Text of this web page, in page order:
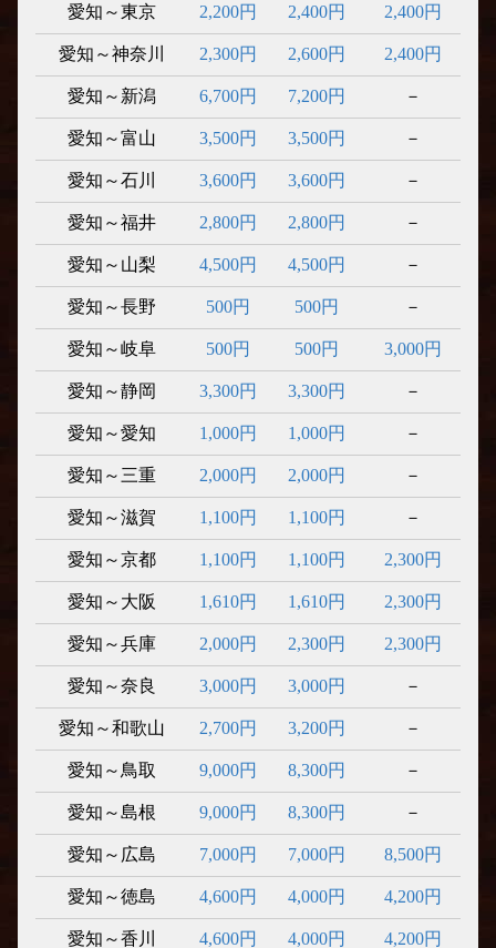
愛知～東京 2,200円 2,400円 2,400円
愛知～神奈川 2,300円 2,600円 2,400円
愛知～新潟 6,700円 7,200円 －
愛知～富山 3,500円 3,500円 －
愛知～石川 3,600円 3,600円 －
愛知～福井 2,800円 2,800円 －
愛知～山梨 4,500円 4,500円 －
愛知～長野 500円 500円 －
愛知～岐阜 500円 500円 3,000円
愛知～静岡 3,300円 3,300円 －
愛知～愛知 1,000円 1,000円 －
愛知～三重 2,000円 2,000円 －
愛知～滋賀 1,100円 1,100円 －
愛知～京都 1,100円 1,100円 2,300円
愛知～大阪 1,610円 1,610円 2,300円
愛知～兵庫 2,000円 2,300円 2,300円
愛知～奈良 3,000円 3,000円 －
愛知～和歌山 2,700円 3,200円 －
愛知～鳥取 9,000円 8,300円 －
愛知～島根 9,000円 8,300円 －
愛知～広島 7,000円 7,000円 8,500円
愛知～徳島 4,600円 4,000円 4,200円
愛知～香川 4,600円 4,000円 4,200円